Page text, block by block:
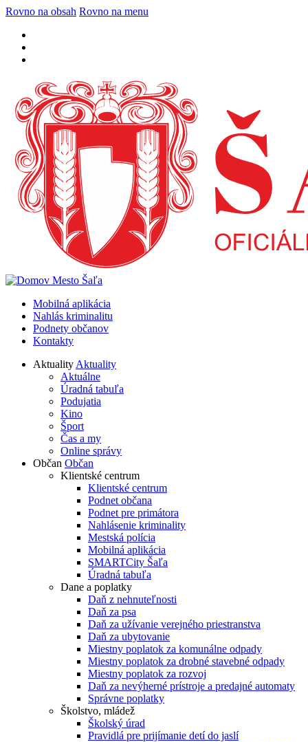
Rovno na obsah Rovno na menu
Mobilná aplikácia
Nahlás kriminalitu
Podnety občanov
Kontakty
AktualityAktuality
Aktuálne
Úradná tabuľa
Podujatia
Kino
Šport
Čas a my
Online správy
Občan Občan
Klientské centrum
Klientské centrum
Podnet občana
Podnet pre primátora
Nahlásenie kriminality
Mestská polícia
Mobilná aplikácia
SMARTCity Šaľa
Úradná tabuľa
Dane a poplatky
Daň z nehnuteľnosti
Daň za psa
Daň za užívanie verejného priestranstva
Daň za ubytovanie
Miestny poplatok za komunálne odpady
Miestny poplatok za drobné stavebné odpady
Miestny poplatok za rozvoj
Daň za nevýherné prístroje a predajné automaty
Správne poplatky
Školstvo, mládež
Školský úrad
Pravidlá pre prijímanie detí do jaslí